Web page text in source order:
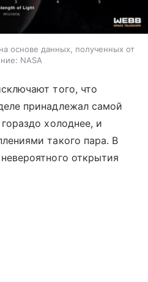
основе данных, полученных от
NASA
того, что
принадлежал самой
холоднее, и
такого пара. В
открытия